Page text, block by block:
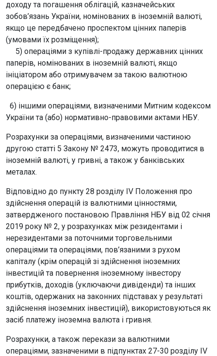
доходу та погашення облігацій, казначейських
зобов’язань України, номінованих в іноземній валюті,
якщо це передбачено проспектом цінних паперів
(умовами їх розміщення);
5) операціями з купівлі-продажу державних цінних
паперів, номінованих в іноземній валюті, якщо
ініціатором або отримувачем за такою валютною
операцією є банк;
6) іншими операціями, визначеними Митним кодексом
України та (або) нормативно-правовими актами НБУ.
Розрахунки за операціями, визначеними частиною
другою статті 5 Закону № 2473, можуть проводитися в
іноземній валюті, у гривні, а також у банківських
металах.
Відповідно до пункту 28 розділу IV Положення про
здійснення операцій із валютними цінностями,
затвердженого постановою Правління НБУ від 02 січня
2019 року № 2, у розрахунках між резидентами і
нерезидентами за поточними торговельними
операціями та операціями, пов’язаними з рухом
капіталу (крім операцій зі здійснення іноземних
інвестицій та повернення іноземному інвестору
прибутків, доходів (уключаючи дивіденди) та інших
коштів, одержаних на законних підставах у результаті
здійснення іноземних інвестицій), використовуються як
засіб платежу іноземна валюта і гривня.
Розрахунки, а також перекази за валютними
операціями, зазначеними в підпунктах 27-30 розділу IV